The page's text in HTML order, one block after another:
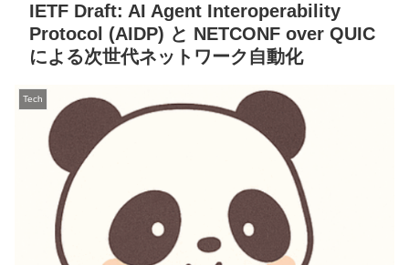
IETF Draft: AI Agent Interoperability
Protocol (AIDP) と NETCONF over QUIC
による次世代ネットワーク自動化
Tech